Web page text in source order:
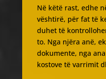
Në këtë rast, edhe
vështirë, për fat të
duhet të
to. Nga njëra anë,
dokumente, nga
kostove të varrimit